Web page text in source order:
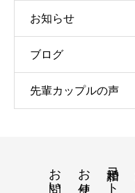
お知らせ
ブログ
先輩カップルの声
お便り